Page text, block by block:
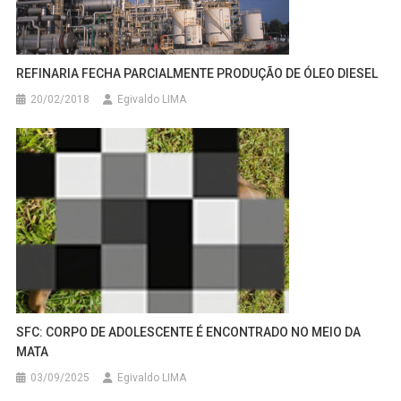
REFINARIA FECHA PARCIALMENTE PRODUÇÃO DE ÓLEO DIESEL
20/02/2018 Egivaldo LIMA
SFC: CORPO DE ADOLESCENTE É ENCONTRADO NO MEIO DA
MATA
03/09/2025 Egivaldo LIMA